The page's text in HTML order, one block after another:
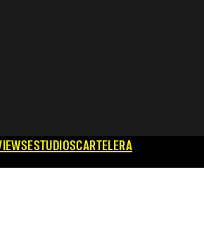
ESTUDIOSCARTELERA